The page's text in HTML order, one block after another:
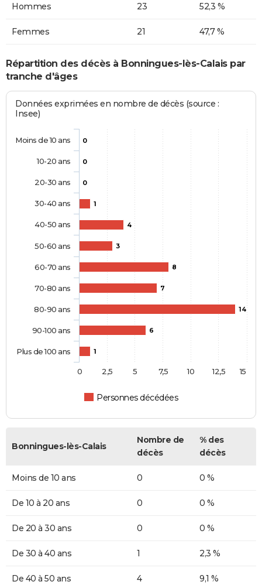
Hommes 23 52,3 %
Femmes 21 47,7 %
Répartition des décès à Bonningues-lès-Calais par
tranche d'âges
Données exprimées en nombre de décès (source :
Insee)
0
0
0
1
4
3
8
7
14
6
1
Personnes décédées
Moins de 10 ans
10-20 ans
20-30 ans
30-40 ans
40-50 ans
50-60 ans
60-70 ans
70-80 ans
80-90 ans
90-100 ans
Plus de 100 ans
0 2,5 5 7,5 10 12,5 15
Bonningues-lès-Calais
Nombre de
décès
% des
décès
Moins de 10 ans 0 0 %
De 10 à 20 ans 0 0 %
De 20 à 30 ans 0 0 %
De 30 à 40 ans 1 2,3 %
De 40 à 50 ans 4 9,1 %